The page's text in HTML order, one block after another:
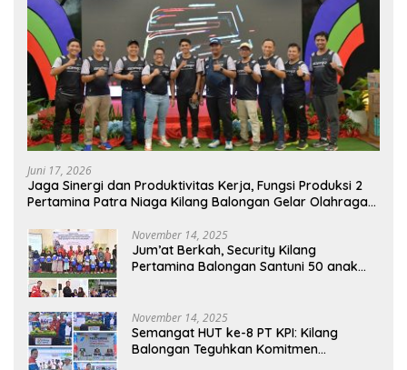
Juni 17, 2026
Jaga Sinergi dan Produktivitas Kerja, Fungsi Produksi 2
Pertamina Patra Niaga Kilang Balongan Gelar Olahraga
November 14, 2025
Jum’at Berkah, Security Kilang
Pertamina Balongan Santuni 50 anak
November 14, 2025
Semangat HUT ke-8 PT KPI: Kilang
Balongan Teguhkan Komitmen